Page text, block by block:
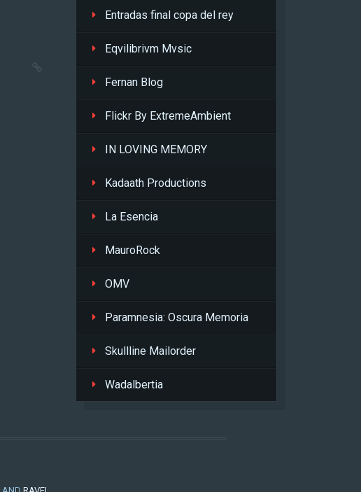
Entradas final copa del rey
Eqvilibrivm Mvsic
Fernan Blog
Flickr By ExtremeAmbient
IN LOVING MEMORY
Kadaath Productions
La Esencia
MauroRock
OMV
Paramnesia: Oscura Memoria
Skullline Mailorder
Wadalbertia